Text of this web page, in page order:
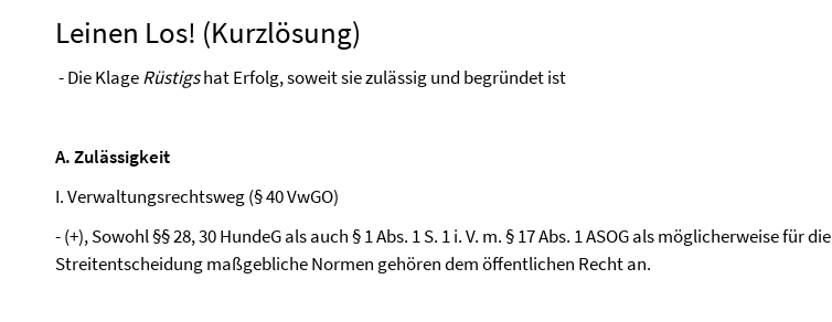
Leinen Los! (Kurzlösung)
- Die KlageRüstigshat Erfolg, soweit sie zulässig und begründet ist
A. Zulässigkeit
I. Verwaltungsrechtsweg (§ 40 VwGO)
- (+), Sowohl §§ 28, 30 HundeG als auch § 1 Abs. 1 S. 1 i. V. m. § 17 Abs. 1 ASOG als möglicherweise für die
Streitentscheidung maßgebliche Normen gehören dem öffentlichen Recht an.